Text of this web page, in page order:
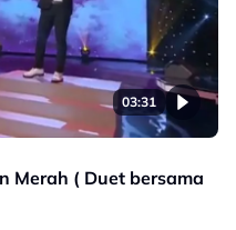
03:31
Merah ( Duet bersama